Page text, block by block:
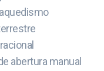
abertura manual